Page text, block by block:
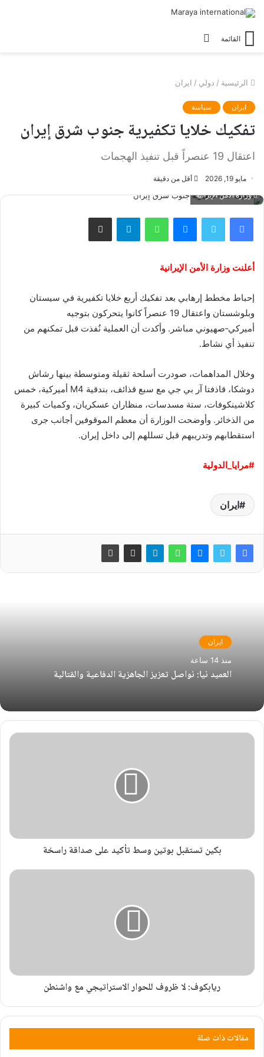
القائمة
الرئيسية / دولي / ايران
ايران سياسة
تفكيك خلايا تكفيرية جنوب شرق إيران
اعتقال 19 عنصراً قبل تنفيذ الهجمات
مايو 19, 2026 أقل من دقيقة
وزارة الأمن الإيرانية
فيسبوك واتساب
أعلنت وزارة الأمن الإيرانية
إحباط مخطط إرهابي بعد تفكيك أربع خلايا تكفيرية في سيستان
وبلوشستان واعتقال 19 عنصراً كانوا يتحركون بتوجيه
أميركي‑صهيوني مباشر. وأكدت أن العملية نُفذت قبل تمكنهم من
تنفيذ أي نشاط.
وخلال المداهمات، صودرت أسلحة ثقيلة ومتوسطة بينها رشاش
دوشكا، قاذفتا آر بي جي مع سبع قذائف، بندقية M4 أميركية، خمس
كلاشينكوفات، ستة مسدسات، منظاران عسكريان، وكميات كبيرة
من الذخائر. وأوضحت الوزارة أن معظم الموقوفين أجانب جرى
استقطابهم وتدريبهم قبل تسللهم إلى داخل إيران.
#مرايا_الدولية
ايران
ايران
منذ 14 ساعة
العميد نيا: نواصل تعزيز الجاهزية الدفاعية والقتالية
بكين تستقبل بوتين وسط تأكيد على صداقة راسخة
ريابكوف: لا ظروف للحوار الاستراتيجي مع واشنطن
مقالات ذات صلة